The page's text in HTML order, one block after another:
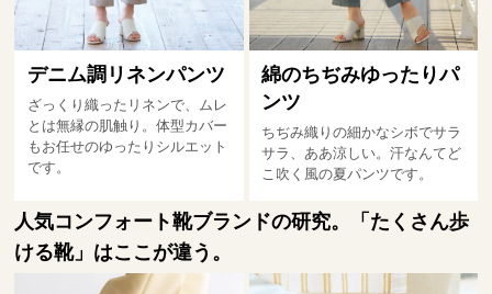
デニム調リネンパンツ
ざっくり織ったリネンで、ムレ
とは無縁の肌触り。体型カバー
もお任せのゆったりシルエット
です。
綿のちぢみゆったりパ
ンツ
ちぢみ織りの細かなシボでサラ
サラ、ああ涼しい。汗なんてど
こ吹く風の夏パンツです。
人気コンフォート靴ブランドの研究。「たくさん歩
ける靴」はここが違う。